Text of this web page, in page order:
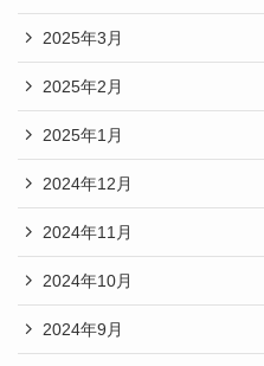
2025年3月
2025年2月
2025年1月
2024年12月
2024年11月
2024年10月
2024年9月